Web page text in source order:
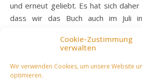
Cookie-Zustimmung
verwalten
Wir verwenden Cookies, um unsere Website
optimieren.
und erneut geliebt. Es hat sich
dass wir das Buch auch im Juli
Klappentext: June Hayward und